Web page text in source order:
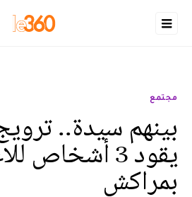
مجتمع
بينهم سيدة..
يقود 3 أشخاص
بمراكش